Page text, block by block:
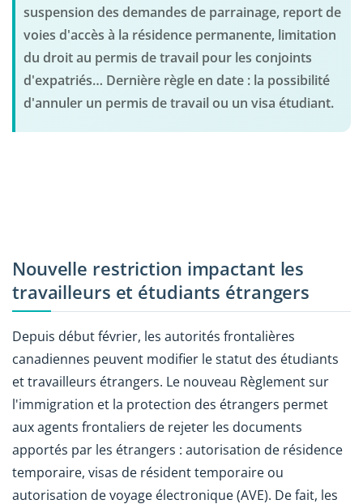
suspension des demandes de parrainage, report de
voies d'accès à la résidence permanente, limitation
du droit au permis de travail pour les conjoints
d'expatriés… Dernière règle en date : la possibilité
d'annuler un permis de travail ou un visa étudiant.
Nouvelle restriction impactant les
travailleurs et étudiants étrangers
Depuis début février, les autorités frontalières
canadiennes peuvent modifier le statut des étudiants
et travailleurs étrangers. Le nouveau Règlement sur
l'immigration et la protection des étrangers permet
aux agents frontaliers de rejeter les documents
apportés par les étrangers : autorisation de résidence
temporaire, visas de résident temporaire ou
autorisation de voyage électronique (AVE). De fait, les